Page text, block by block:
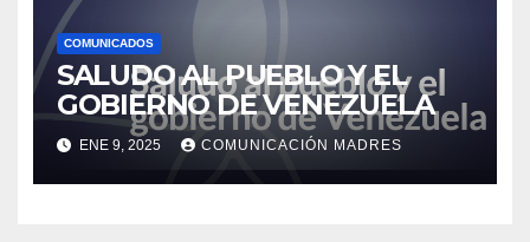
COMUNICADOS
SALUDO AL PUEBLO Y EL
GOBIERNO DE VENEZUELA
ENE 9, 2025 COMUNICACIÓN MADRES